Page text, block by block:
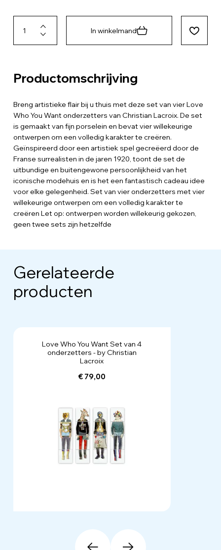
In winkelmand
Productomschrijving
Breng artistieke flair bij u thuis met deze set van vier Love
Who You Want onderzetters van Christian Lacroix. De set
is gemaakt van fijn porselein en bevat vier willekeurige
ontwerpen om een ​​volledig karakter te creëren.
Geïnspireerd door een artistiek spel gecreëerd door de
Franse surrealisten in de jaren 1920, toont de set de
uitbundige en buitengewone persoonlijkheid van het
iconische modehuis en is het een fantastisch cadeau idee
voor elke gelegenheid. Set van vier onderzetters met vier
willekeurige ontwerpen om een ​​volledig karakter te
creëren Let op: ontwerpen worden willekeurig gekozen,
geen twee sets zijn hetzelfde
Gerelateerde
producten
Love Who You Want Set van 4
onderzetters - by Christian
Lacroix
€ 79,00